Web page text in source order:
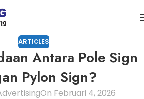
ARTICLES
Antara Pole Sign
Pylon Sign?
On Februari 4, 2026